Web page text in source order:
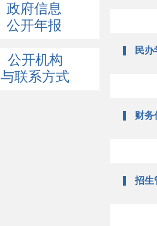
政府信息
公开年报
公开机构
与联系方式
民
财务
招生